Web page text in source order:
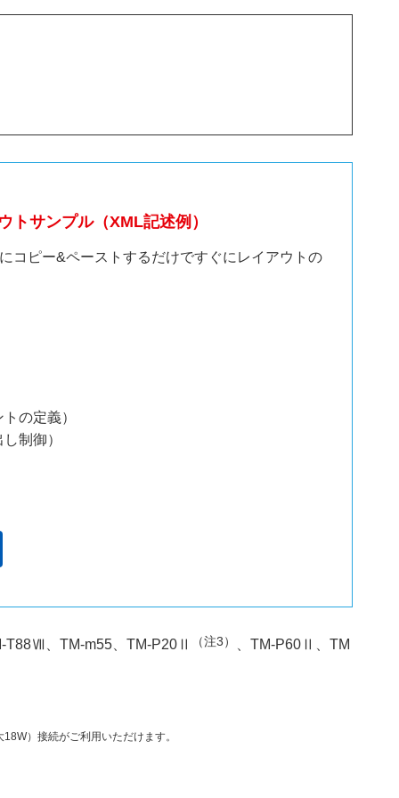
サンプル（XML記述例）
コピー&ペーストするだけですぐにレイアウトの
の定義）
制御）
T88Ⅶ、TM-m55、TM-P20Ⅱ （注3）
、TM-P60Ⅱ、TM
）接続がご利用いただけます。